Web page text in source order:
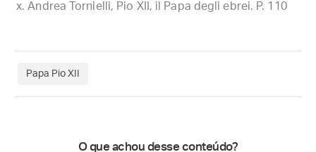
Andrea Tornielli, Pio XII, il Papa degli ebrei. P. 110
Papa Pio XII
O que achou desse conteúdo?